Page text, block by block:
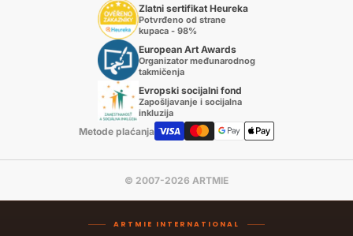
Zlatni sertifikat Heureka
Potvrđeno od strane
kupaca - 98%
European Art Awards
Organizator međunarodnog
takmičenja
Evropski socijalni fond
Zapošljavanje i socijalna
inkluzija
Metode plaćanja
© 2007-2026 ARTMIE
ARTMIE INTERNATIONAL